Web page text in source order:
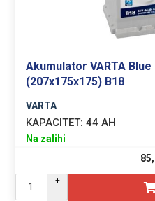
Akumulator VARTA Blue
(207x175x175) B18
VARTA
KAPACITET: 44 AH
Na zalihi
+
-